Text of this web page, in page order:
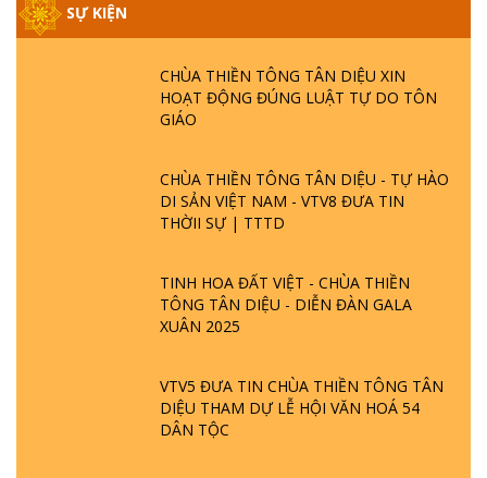
SỰ KIỆN
CHÙA THIỀN TÔNG TÂN DIỆU XIN
HOẠT ĐỘNG ĐÚNG LUẬT TỰ DO TÔN
GIÁO
CHÙA THIỀN TÔNG TÂN DIỆU - TỰ HÀO
DI SẢN VIỆT NAM - VTV8 ĐƯA TIN
THỜII SỰ | TTTD
TINH HOA ĐẤT VIỆT - CHÙA THIỀN
TÔNG TÂN DIỆU - DIỄN ĐÀN GALA
XUÂN 2025
VTV5 ĐƯA TIN CHÙA THIỀN TÔNG TÂN
DIỆU THAM DỰ LỄ HỘI VĂN HOÁ 54
DÂN TỘC